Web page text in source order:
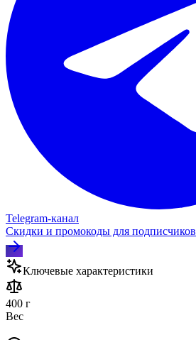
Telegram‑канал
Скидки и промокоды для подписчиков
Ключевые характеристики
400 г
Вес